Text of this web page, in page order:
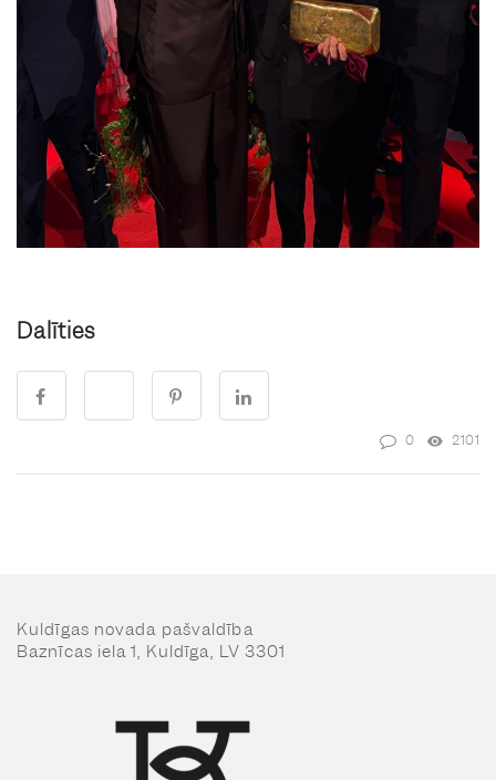
Dalīties
0 2101
Kuldīgas novada pašvaldība
Baznīcas iela 1, Kuldīga, LV 3301